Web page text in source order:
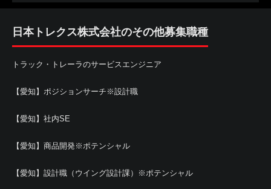
日本トレクス株式会社のその他募集職種
トラック・トレーラのサービスエンジニア
【愛知】ポジションサーチ※設計職
【愛知】社内SE
【愛知】商品開発※ポテンシャル
【愛知】設計職（ウイング設計課）※ポテンシャル